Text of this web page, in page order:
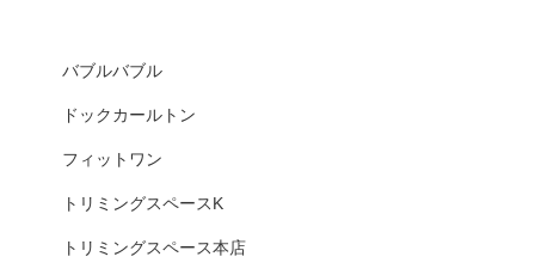
バブルバブル
ドックカールトン
フィットワン
トリミングスペースK
トリミングスペース本店